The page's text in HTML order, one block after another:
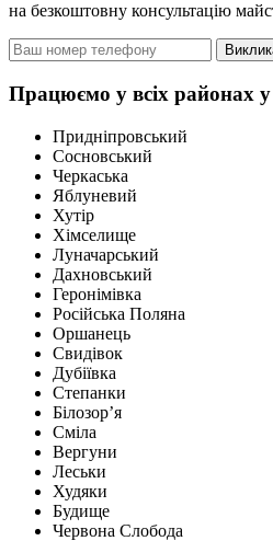
на безкоштовну консультацію
Працюємо у всіх районах у
Придніпровський
Сосновський
Черкаська
Яблуневий
Хутір
Хімселище
Луначарський
Дахновський
Геронімівка
Російська Поляна
Оршанець
Свидівок
Дубіївка
Степанки
Білозор’я
Сміла
Вергуни
Леськи
Худяки
Будище
Червона Слобода